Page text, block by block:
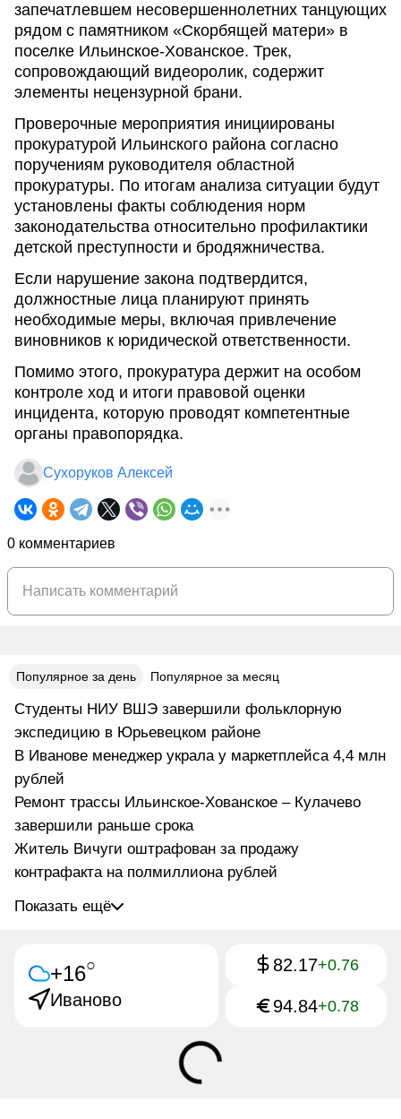
запечатлевшем несовершеннолетних танцующих
рядом с памятником «Скорбящей матери» в
поселке Ильинское-Хованское. Трек,
сопровождающий видеоролик, содержит
элементы нецензурной брани.
Проверочные мероприятия инициированы
прокуратурой Ильинского района согласно
поручениям руководителя областной
прокуратуры. По итогам анализа ситуации будут
установлены факты соблюдения норм
законодательства относительно профилактики
детской преступности и бродяжничества.
Если нарушение закона подтвердится,
должностные лица планируют принять
необходимые меры, включая привлечение
виновников к юридической ответственности.
Помимо этого, прокуратура держит на особом
контроле ход и итоги правовой оценки
инцидента, которую проводят компетентные
органы правопорядка.
Сухоруков Алексей
0 комментариев
Популярное за день Популярное за месяц
Студенты НИУ ВШЭ завершили фольклорную
экспедицию в Юрьевецком районе
В Иванове менеджер украла у маркетплейса 4,4 млн
рублей
Ремонт трассы Ильинское-Хованское – Кулачево
завершили раньше срока
Житель Вичуги оштрафован за продажу
контрафакта на полмиллиона рублей
Показать ещё
+16○
Иваново
82.17+0.76
94.84+0.78